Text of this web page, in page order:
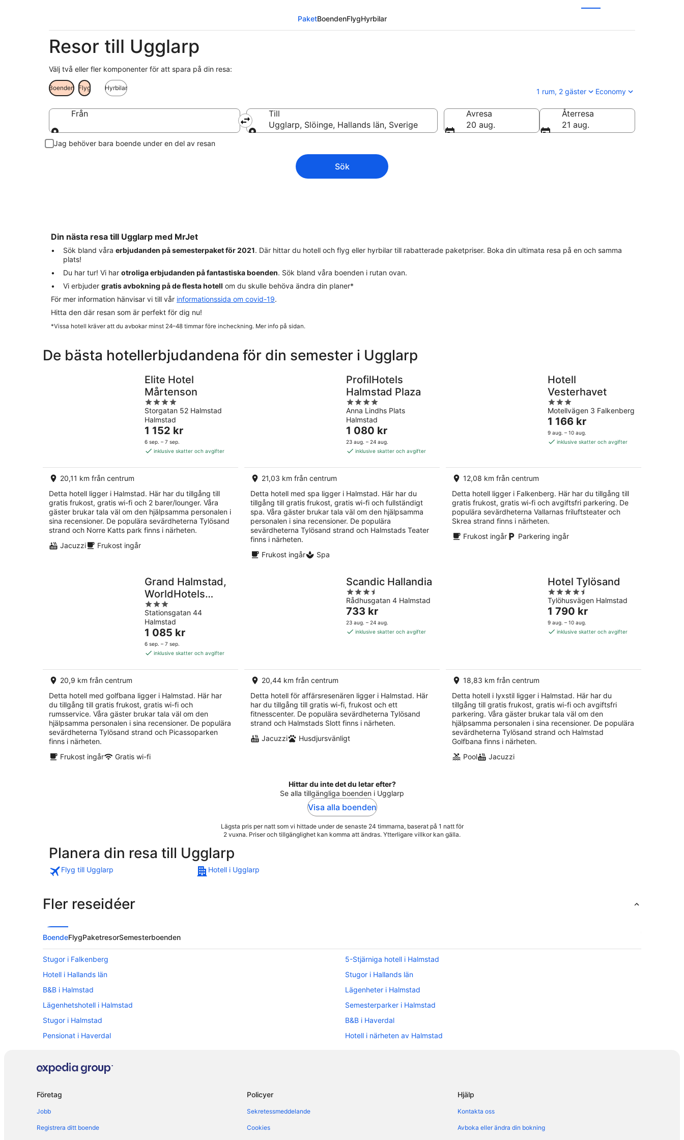
PaketBoendenFlygHyrbilar
Resor till Ugglarp
Välj två eller fler komponenter för att spara på din resa:
Boenden Flyg Hyrbilar 1 rum, 2 gäster Economy
Från
Från
Till
Ugglarp, Slöinge, Hallands län, Sverige
Avresa
20 aug.
Återresa
21 aug.
Jag behöver bara boende under en del av resan
Sök
Din nästa resa till Ugglarp med MrJet
Sök bland våra erbjudanden på semesterpaket för 2021. Där hittar du hotell och flyg eller hyrbilar till rabatterade paketpriser. Boka din ultimata resa på en och samma
plats!
Du har tur! Vi har otroliga erbjudanden på fantastiska boenden. Sök bland våra boenden i rutan ovan.
Vi erbjuder gratis avbokning på de flesta hotell om du skulle behöva ändra din planer*
För mer information hänvisar vi till vår informationssida om covid-19.
Hitta den där resan som är perfekt för dig nu!
*Vissa hotell kräver att du avbokar minst 24–48 timmar före incheckning. Mer info på sidan.
De bästa hotellerbjudandena för din semester i Ugglarp
Elite Hotel
Mårtenson
4
out
of
5
Storgatan 52 Halmstad
Halmstad
Priset
är
1 152 kr
natt
1 152 kr
6 sep. – 7 sep.
inklusive skatter och avgifter
20,11 km från centrum
Detta hotell ligger i Halmstad. Här har du tillgång till
gratis frukost, gratis wi-fi och 2 barer/lounger. Våra
gäster brukar tala väl om den hjälpsamma personalen i
sina recensioner. De populära sevärdheterna Tylösand
strand och Norre Katts park finns i närheten.
Jacuzzi
Frukost ingår
ProfilHotels
Halmstad Plaza
4
out
of
5
Anna Lindhs Plats
Halmstad
Priset
är
1 080 kr
natt
1 080 kr
23 aug. – 24 aug.
inklusive skatter och avgifter
21,03 km från centrum
Detta hotell med spa ligger i Halmstad. Här har du
tillgång till gratis frukost, gratis wi-fi och fullständigt
spa. Våra gäster brukar tala väl om den hjälpsamma
personalen i sina recensioner. De populära
sevärdheterna Tylösand strand och Halmstads Teater
finns i närheten.
Frukost ingår
Spa
Hotell
Vesterhavet
3
out
of
5
Motellvägen 3 Falkenberg
Priset
är
1 166 kr
1 166 kr
9 aug. – 10 aug.
inklusive skatter och avgifter
12,08 km från centrum
Detta hotell ligger i Falkenberg. Här har du tillgång till
gratis frukost, gratis wi-fi och avgiftsfri parkering. De
populära sevärdheterna Vallarnas friluftsteater och
Skrea strand finns i närheten.
Frukost ingår
Parkering ingår
Grand Halmstad,
WorldHotels
Crafted
3
out
of
5
Stationsgatan 44
Halmstad
Priset
är
1 085 kr
natt
1 085 kr
6 sep. – 7 sep.
inklusive skatter och avgifter
20,9 km från centrum
Detta hotell med golfbana ligger i Halmstad. Här har
du tillgång till gratis frukost, gratis wi-fi och
rumsservice. Våra gäster brukar tala väl om den
hjälpsamma personalen i sina recensioner. De populära
sevärdheterna Tylösand strand och Picassoparken
finns i närheten.
Frukost ingår
Gratis wi-fi
Scandic Hallandia
3.5
out
of
5
Rådhusgatan 4 Halmstad
Priset
är
733 kr
733 kr
23 aug. – 24 aug.
inklusive skatter och avgifter
20,44 km från centrum
Detta hotell för affärsresenären ligger i Halmstad. Här
har du tillgång till gratis wi-fi, frukost och ett
fitnesscenter. De populära sevärdheterna Tylösand
strand och Halmstads Slott finns i närheten.
Jacuzzi
Husdjursvänligt
Hotel Tylösand
4.5
out
of
5
Tylöhusvägen Halmstad
Priset
är
1 790 kr
1 790 kr
9 aug. – 10 aug.
inklusive skatter och avgifter
18,83 km från centrum
Detta hotell i lyxstil ligger i Halmstad. Här har du
tillgång till gratis frukost, gratis wi-fi och avgiftsfri
parkering. Våra gäster brukar tala väl om den
hjälpsamma personalen i sina recensioner. De populära
sevärdheterna Tylösand strand och Halmstad
Golfbana finns i närheten.
Pool
Jacuzzi
Hittar du inte det du letar efter?
Se alla tillgängliga boenden i Ugglarp
Visa alla boenden
Lägsta pris per natt som vi hittade under de senaste 24 timmarna, baserat på 1 natt för
2 vuxna. Priser och tillgänglighet kan komma att ändras. Ytterligare villkor kan gälla.
Planera din resa till Ugglarp
Flyg till Ugglarp Hotell i Ugglarp
Fler reseidéer
BoendeFlygPaketresorSemesterboenden
Stugor i Falkenberg
5-Stjärniga hotell i Halmstad
Hotell i Hallands län
Stugor i Hallands län
B&B i Halmstad
Lägenheter i Halmstad
Lägenhetshotell i Halmstad
Semesterparker i Halmstad
Stugor i Halmstad
B&B i Haverdal
Pensionat i Haverdal
Hotell i närheten av Halmstad
Hotell i Frösakull
Hotell i Heberg
Hotell i Slöinge
Hotell i Tylösand
Företag
Jobb
Registrera ditt boende
Policyer
Sekretessmeddelande
Cookies
Hjälp
Kontakta oss
Avboka eller ändra din bokning